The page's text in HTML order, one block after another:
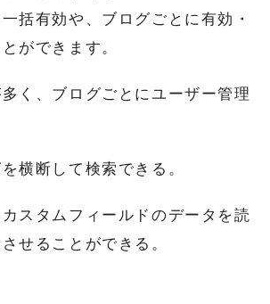
括有効や、ブログごとに有効・
ができます。
く、ブログごとにユーザー管理
横断して検索できる。
スタムフィールドのデータを読
せることができる。